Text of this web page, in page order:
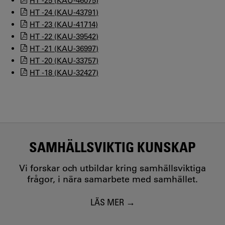
HT -24 (KAU-43791)
HT -23 (KAU-41714)
HT -22 (KAU-39542)
HT -21 (KAU-36997)
HT -20 (KAU-33757)
HT -18 (KAU-32427)
SAMHÄLLSVIKTIG KUNSKAP
Vi forskar och utbildar kring samhällsviktiga
frågor, i nära samarbete med samhället.
LÄS MER